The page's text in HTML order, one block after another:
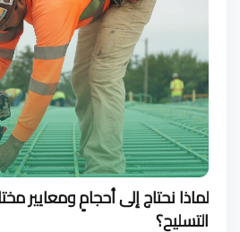
لماذا نحتاج إلى أحجامٍ ومعايير
التسليحِ؟